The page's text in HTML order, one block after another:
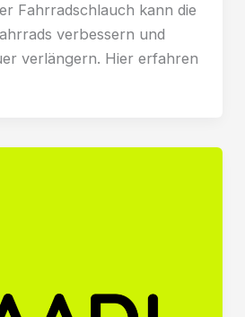
Fahrradschlauch kann die
verbessern und
verlängern. Hier erfahren